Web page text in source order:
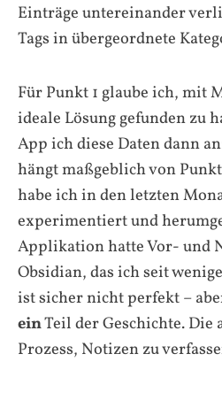
Einträge untereinander
Tags in übergeordnete
Für Punkt 1 glaube ich, mit
ideale Lösung gefunden zu
App ich diese Daten dann
hängt maßgeblich von
habe ich in den letzten
experimentiert und
Applikation hatte Vor- und
Obsidian, das ich seit
ist sicher nicht perfekt –
einTeil der Geschichte. Die
Prozess, Notizen zu